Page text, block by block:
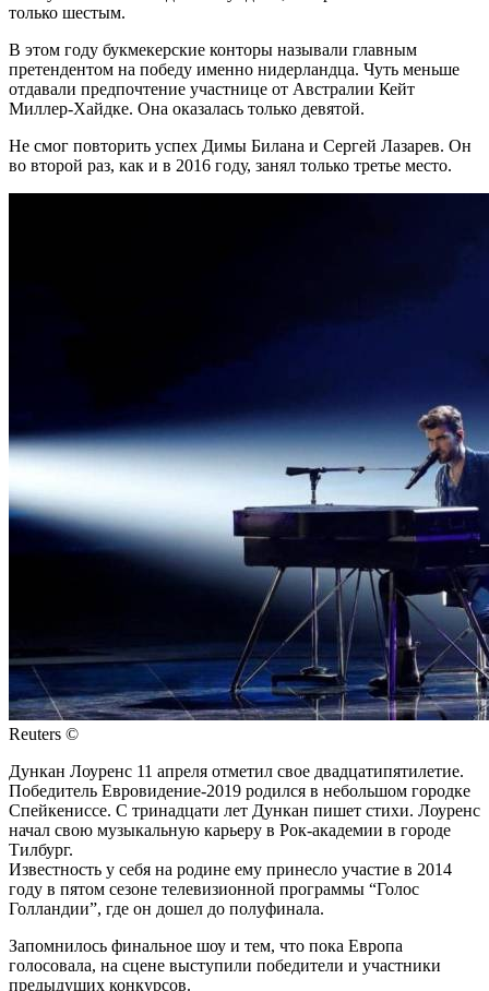
только шестым.
В этом году букмекерские конторы называли главным
претендентом на победу именно нидерландца. Чуть меньше
отдавали предпочтение участнице от Австралии Кейт
Миллер-Хайдке. Она оказалась только девятой.
Не смог повторить успех Димы Билана и Сергей Лазарев. Он
во второй раз, как и в 2016 году, занял только третье место.
Reuters ©
Дункан Лоуренс 11 апреля отметил свое двадцатипятилетие.
Победитель Евровидение-2019 родился в небольшом городке
Спейкениссе. С тринадцати лет Дункан пишет стихи. Лоуренс
начал свою музыкальную карьеру в Рок-академии в городе
Тилбург.
Известность у себя на родине ему принесло участие в 2014
году в пятом сезоне телевизионной программы “Голос
Голландии”, где он дошел до полуфинала.
Запомнилось финальное шоу и тем, что пока Европа
голосовала, на сцене выступили победители и участники
предыдущих конкурсов.